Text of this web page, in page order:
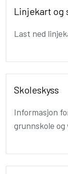
Linjekart og
Last ned
Skoleskyss
Informasjon
grunnskole og